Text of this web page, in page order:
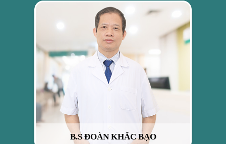
B.S ĐOÀN KHẮC BẠO